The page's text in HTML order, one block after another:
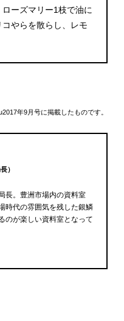
ーズマリー1枝で油に
やらを散らし、レモ
年9月号に掲載したものです。
）
長。豊洲市場内の資料室
時代の雰囲気を残した銀鱗
のが楽しい資料室となって